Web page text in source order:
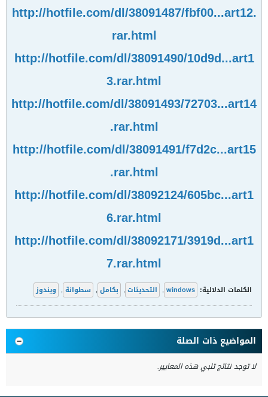
http://hotfile.com/dl/38091487/fbf00...art12.
rar.html
http://hotfile.com/dl/38091490/10d9d...art1
3.rar.html
http://hotfile.com/dl/38091493/72703...art14
.rar.html
http://hotfile.com/dl/38091491/f7d2c...art15
.rar.html
http://hotfile.com/dl/38092124/605bc...art1
6.rar.html
http://hotfile.com/dl/38092171/3919d...art1
7.rar.html
الكلمات الدلالية: windows
, التحديثات , بكامل , سطوانة , ويندوز
المواضيع ذات الصلة
لا توجد نتائج تلبي هذه المعايير.